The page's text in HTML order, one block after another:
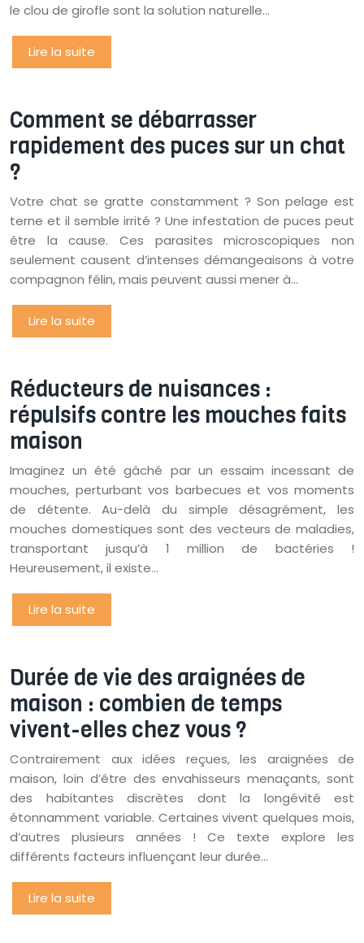
le clou de girofle sont la solution naturelle…
Lire la suite
Comment se débarrasser
rapidement des puces sur un chat
?
Votre chat se gratte constamment ? Son pelage est
terne et il semble irrité ? Une infestation de puces peut
être la cause. Ces parasites microscopiques non
seulement causent d’intenses démangeaisons à votre
compagnon félin, mais peuvent aussi mener à…
Lire la suite
Réducteurs de nuisances :
répulsifs contre les mouches faits
maison
Imaginez un été gâché par un essaim incessant de
mouches, perturbant vos barbecues et vos moments
de détente. Au-delà du simple désagrément, les
mouches domestiques sont des vecteurs de maladies,
transportant jusqu’à 1 million de bactéries !
Heureusement, il existe…
Lire la suite
Durée de vie des araignées de
maison : combien de temps
vivent-elles chez vous ?
Contrairement aux idées reçues, les araignées de
maison, loin d’être des envahisseurs menaçants, sont
des habitantes discrètes dont la longévité est
étonnamment variable. Certaines vivent quelques mois,
d’autres plusieurs années ! Ce texte explore les
différents facteurs influençant leur durée…
Lire la suite